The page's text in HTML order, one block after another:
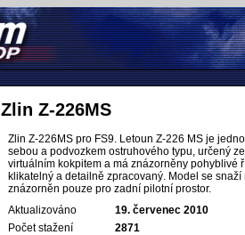
Zlin Z-226MS
Zlin Z-226MS pro FS9. Letoun Z-226 MS je
sebou a podvozkem ostruhového typu, určený
virtuálním kokpitem a má znázorněny pohyblivé
klikatelný a detailně zpracovaný. Model se
znázorněn pouze pro zadní pilotní prostor.
Aktualizováno
19. červenec 2010
Počet stažení
2871